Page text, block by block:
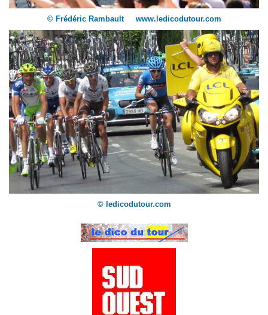
© Frédéric Rambault www.ledicodutour.com
© ledicodutour.com